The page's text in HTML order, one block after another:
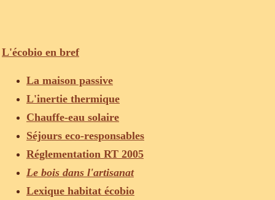
L'écobio en bref
La maison passive
L'inertie thermique
Chauffe-eau solaire
Séjours eco-responsables
Réglementation RT 2005
Le bois dans l'artisanat
Lexique habitat écobio